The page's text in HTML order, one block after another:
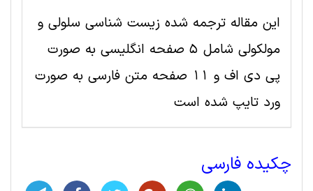
این مقاله ترجمه شده زیست شناسی سلولی و
مولکولی شامل 5 صفحه انگلیسی به صورت
پی دی اف و 11 صفحه متن فارسی به صورت
ورد تایپ شده است
چکیده فارسی